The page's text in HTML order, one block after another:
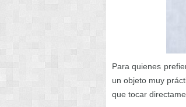
Para quienes
un objeto muy
que tocar